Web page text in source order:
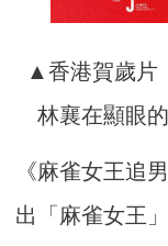
▲香港賀歲片
林襄在顯眼
《麻雀女王追
出「麻雀女王